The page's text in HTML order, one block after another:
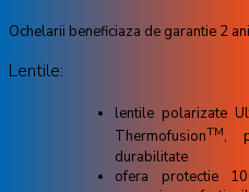
Ochelarii beneficiaza de garantie 2
Lentile:
lentile polarizate
ThermofusionTM,
durabilitate
ofera protectie